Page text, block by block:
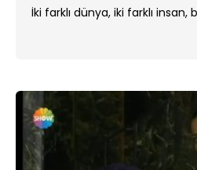
İki farklı dünya, iki farklı insan,